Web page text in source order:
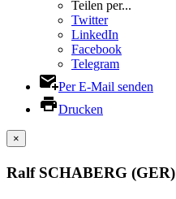
Teilen per...
Twitter
LinkedIn
Facebook
Telegram
Per E-Mail senden
Drucken
×
Ralf SCHABERG (GER)